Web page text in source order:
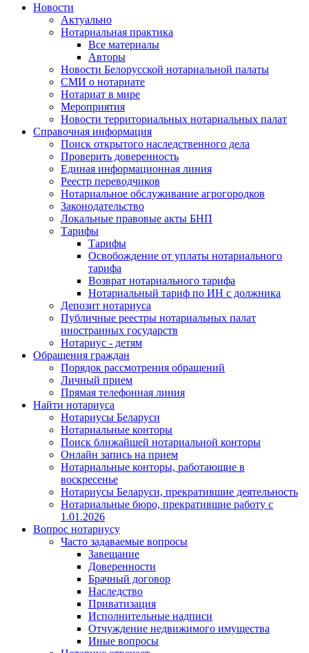
Новости
Актуально
Нотариальная практика
Все материалы
Авторы
Новости Белорусской нотариальной палаты
СМИ о нотариате
Нотариат в мире
Мероприятия
Новости территориальных нотариальных палат
Справочная информация
Поиск открытого наследственного дела
Проверить доверенность
Единая информационная линия
Реестр переводчиков
Нотариальное обслуживание агрогородков
Законодательство
Локальные правовые акты БНП
Тарифы
Тарифы
Освобождение от уплаты нотариального
тарифа
Возврат нотариального тарифа
Нотариальный тариф по ИН с должника
Депозит нотариуса
Публичные реестры нотариальных палат
иностранных государств
Нотариус - детям
Обращения граждан
Порядок рассмотрения обращений
Личный прием
Прямая телефонная линия
Найти нотариуса
Нотариусы Беларуси
Нотариальные конторы
Поиск ближайшей нотариальной конторы
Онлайн запись на прием
Нотариальные конторы, работающие в
воскресенье
Нотариусы Беларуси, прекратившие деятельность
Нотариальные бюро, прекратившие работу с
1.01.2026
Вопрос нотариусу
Часто задаваемые вопросы
Завещание
Доверенности
Брачный договор
Наследство
Приватизация
Исполнительные надписи
Отчуждение недвижимого имущества
Иные вопросы